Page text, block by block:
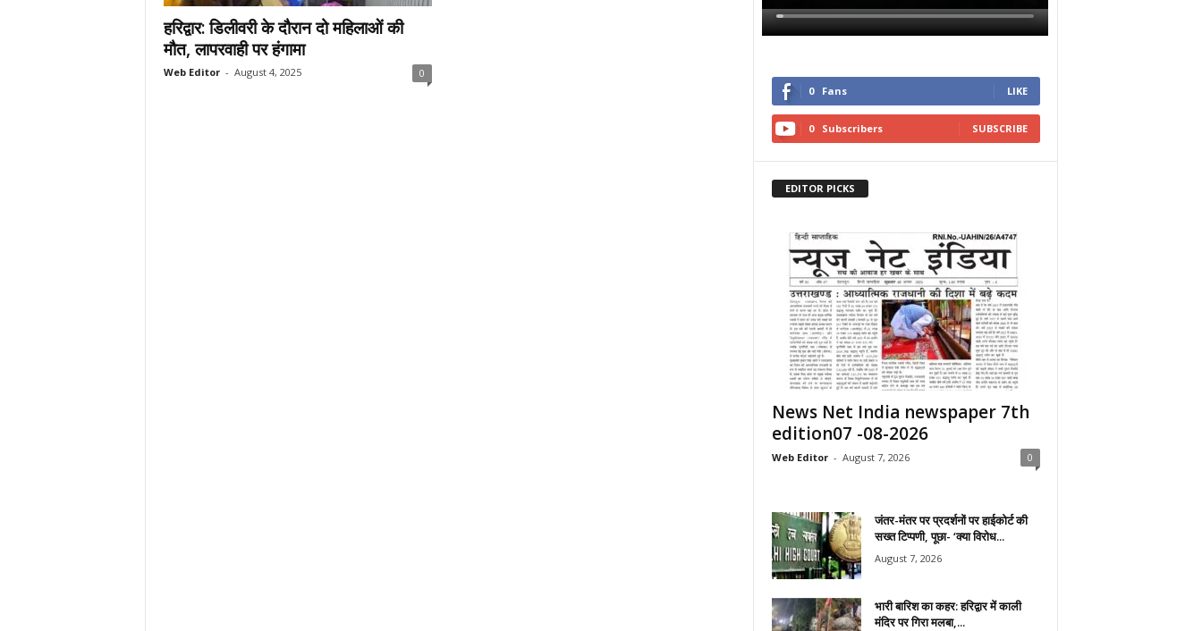
हरिद्वार: डिलीवरी के दौरान दो महिलाओं की
मौत, लापरवाही पर हंगामा
Web Editor - August 4, 2025 0
0 Fans LIKE
0 Subscribers SUBSCRIBE
EDITOR PICKS
News Net India newspaper 7th
edition07 -08-2026
Web Editor - August 7, 2026 0
जंतर-मंतर पर प्रदर्शनों पर हाईकोर्ट की
सख्त टिप्पणी, पूछा- ‘क्या विरोध...
August 7, 2026
भारी बारिश का कहर: हरिद्वार में काली
मंदिर पर गिरा मलबा,...